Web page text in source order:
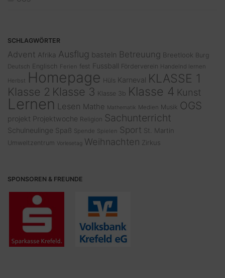
SCHLAGWÖRTER
Advent Afrika Ausflug basteln Betreuung Breetlook Burg
Deutsch Englisch Ferien fest Fussball Förderverein Handelnd lernen
Herbst
Homepage Hüls Karneval KLASSE 1
Klasse 2 Klasse 3 Klasse 3b Klasse 4 Kunst
Lernen Lesen Mathe Mathematik Medien Musik OGS
projekt Projektwoche Religion Sachunterricht
Schulneulinge Spaß Spende Spielen Sport St. Martin
Umweltzentrum Vorlesetag Weihnachten Zirkus
SPONSOREN & FREUNDE